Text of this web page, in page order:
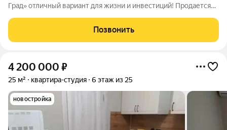
Град» отличный вариант для жизни и инвестиций! Продается
жилого комплекса «Сказка Град». Квартира в предчистовой
отделке, что позволит
Позвонить
4 200 000 ₽
25 м² квартира-студия 6 этаж из 25
новостройка